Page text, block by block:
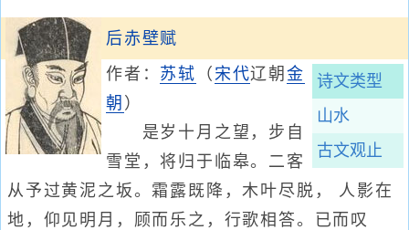
后赤壁赋
诗文类型
山水
古文观止
作者： 苏轼 （ 宋代辽朝金
朝 ）
是岁十月之望，步自
雪堂，将归于临皋。二客
从予过黄泥之坂。霜露既降，木叶尽脱， 人影在
地，仰见明月，顾而乐之，行歌相答。已而叹